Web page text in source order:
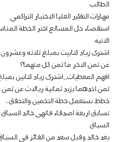
الطالب
مهارات التفكير العليا الاختبار التراكمي
استقصاء حل المسالع اختر الخطة
الاتيه
اشترى زياد كتابيت بمبلغ ثلاثه
عن ثمن الاخر ما ثمن كل منهما؟
افهم المعطيات,,اشترى زياد كتابين
ثمن احدهما يزيد ثمانية ريالات عن ثمن
خطط نستعمل خطة التخمين والتحقق .
تسابق اربعة اصدقاء فانهى خالد
السباق
يعد خالد وقبل سعد من الفائز في